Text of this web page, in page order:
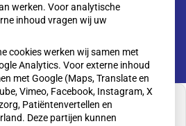
werken. Voor analytische
inhoud vragen wij uw
cookies werken wij samen met
Analytics. Voor externe inhoud
met Google (Maps, Translate en
Vimeo, Facebook, Instagram, X
Patiëntenvertellen en
Deze partijen kunnen